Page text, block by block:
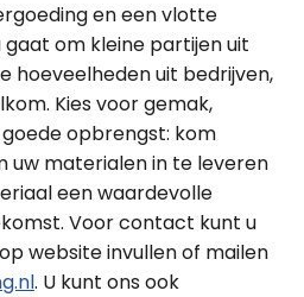
en een vlotte
om kleine partijen uit
hoeveelheden uit bedrijven,
Kies voor gemak,
opbrengst: kom
uw materialen in te leveren
een waardevolle
Voor contact kunt u
op website invullen of mailen
. U kunt ons ook